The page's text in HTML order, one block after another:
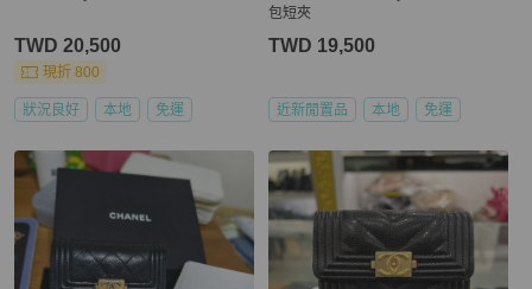
TWD 20,500
現折 800
狀況良好 本地 免運
包短夾
TWD 19,500
近新閒置品 本地 免運